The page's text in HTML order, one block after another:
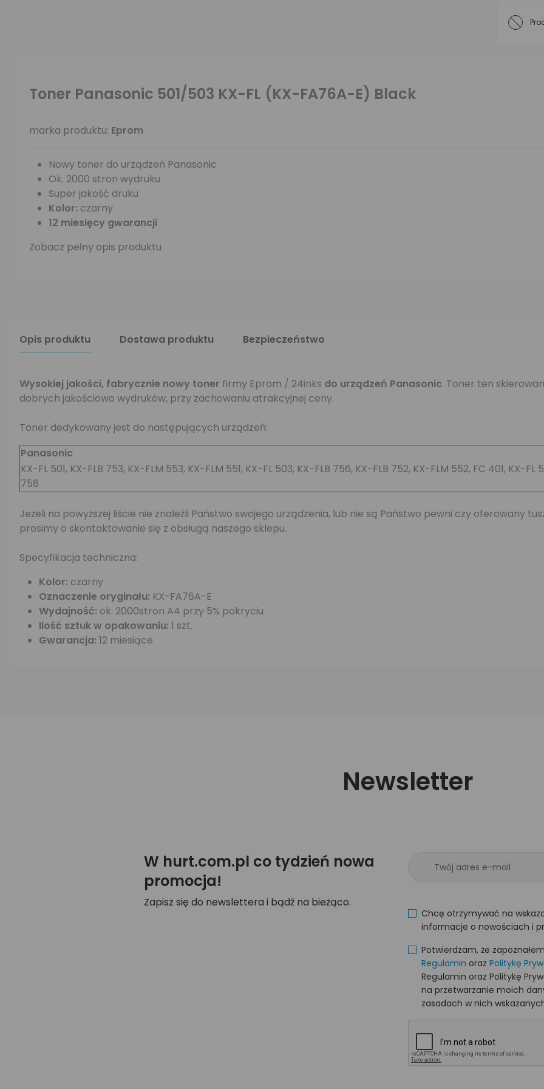
Toner Panasonic 501/503 KX-FL (KX-FA76A-E) Black
marka produktu: Eprom
Nowy toner do urządzeń Panasonic
Ok. 2000 stron wydruku
Super jakość druku
Kolor: czarny
12 miesięcy gwarancji
Zobacz pełny opis produktu
Opis produktu Dostawa produktu Bezpieczeństwo
Wysokiej jakości, fabrycznie nowy toner firmy Eprom / 24inks do urządzeń Panasonic. Toner ten
dobrych jakościowo wydruków, przy zachowaniu atrakcyjnej ceny.
Toner dedykowany jest do następujących urządzeń:
Panasonic
KX-FL 501, KX-FLB 753, KX-FLM 553, KX-FLM 551, KX-FL 503, KX-FLB 756, KX-FLB 752, KX-FLM 552, FC 401, KX-FL
758
Jeżeli na powyższej liście nie znaleźli Państwo swojego urządzenia, lub nie są Państwo pewni czy oferowany
prosimy o skontaktowanie się z obsługą naszego sklepu.
Specyfikacja techniczna:
Kolor: czarny
Oznaczenie oryginału: KX-FA76A-E
Wydajność: ok. 2000stron A4 przy 5% pokryciu
Ilość sztuk w opakowaniu: 1 szt.
Gwarancja: 12 miesiące
Newsletter
W hurt.com.pl co tydzień nowa
promocja!
Zapisz się do newslettera i bądź na bieżąco.
Chcę otrzymywać na
informacje o nowościach i
Potwierdzam, że
Regulamin oraz Politykę
Regulamin oraz Politykę
na przetwarzanie moich
zasadach w nich